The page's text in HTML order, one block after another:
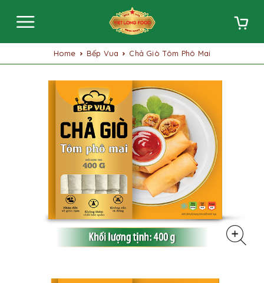
Home Bếp Vua Chả Giò Tôm Phô Mai